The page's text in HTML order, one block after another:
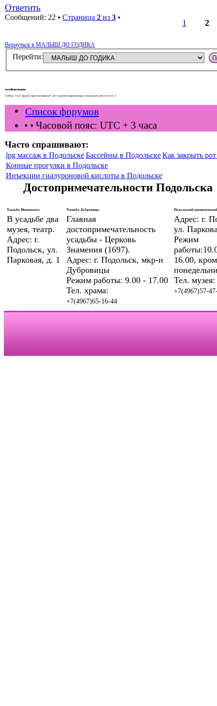
Ответить
Сообщений: 22 • Страница 2 из 3 •
1 2
Вернуться в МАЛЫШ ДО ГОДИКА
Перейти:
конференции
Сейчас этот форум просматривают: нет зарегистрированных пользователей и гости: 1
Список форумов
• • Часовой пояс: UTC + 3 часа
Часто спрашивают:
lpg массаж в Подольске Бассейны в ПодольскеКак закрыть
Конные прогулки в Подольске
Инъекции гиалуроновой кислоты в Подольске
Достопримечательности Подольска
Усадьба Ивановское
В усадьбе два
музея, театр.
Адрес: г.
Подольск, ул.
Парковая, д. 1
Усадьба Дубровицы
Главная
достопримечательность
усадьбы - Церковь
Знамения (1697).
Адрес: г. Подольск, мкр-н
Дубровицы
Режим работы: 9.00 - 17.00
Тел. храма:
+7(4967)65-16-44
Подольский
Адрес: г.
ул.
Режим
16.00,
Тел. музея:
+7(4967)57-